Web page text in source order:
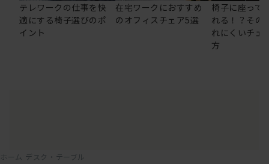
テレワークの仕事を快
適にする椅子選びのポ
イント
在宅ワークにおすすめ
のオフィスチェア5選
椅子に座って
れる！？その
れにくいチェ
方
ホーム デスク・テーブル